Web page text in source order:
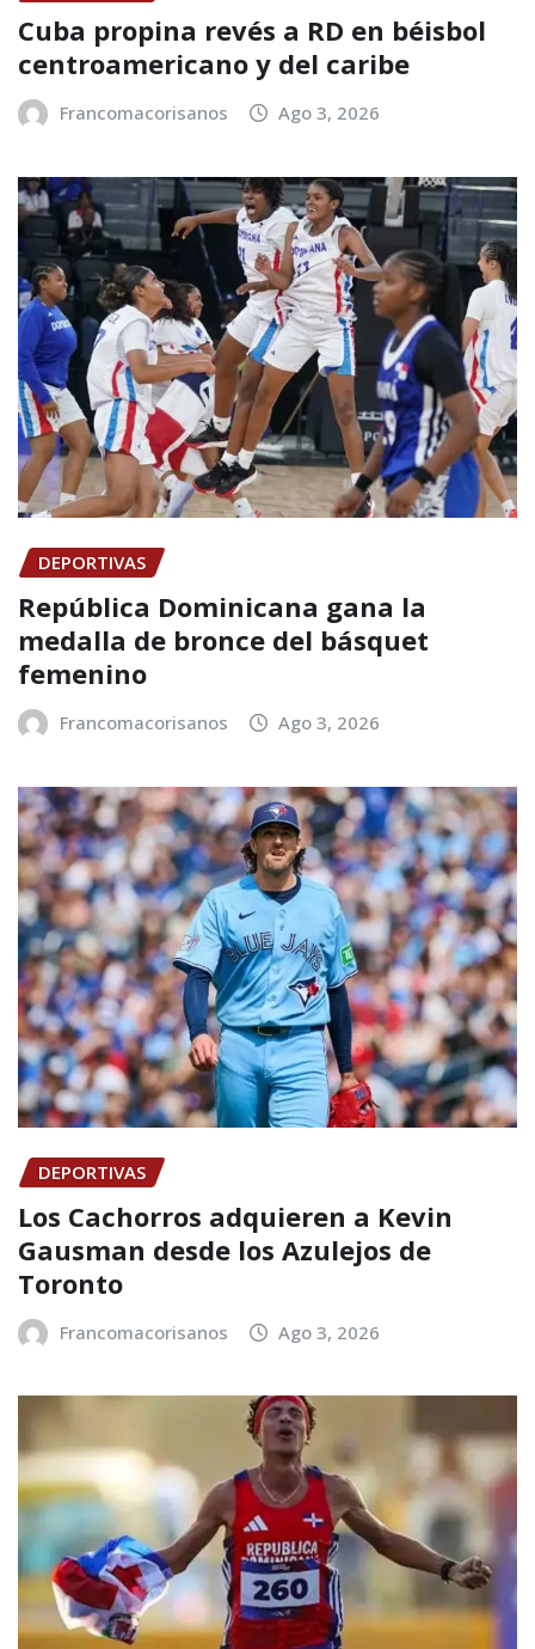
Cuba propina revés a RD en béisbol
centroamericano y del caribe
Francomacorisanos Ago 3, 2026
DEPORTIVAS
República Dominicana gana la
medalla de bronce del básquet
femenino
Francomacorisanos Ago 3, 2026
DEPORTIVAS
Los Cachorros adquieren a Kevin
Gausman desde los Azulejos de
Toronto
Francomacorisanos Ago 3, 2026